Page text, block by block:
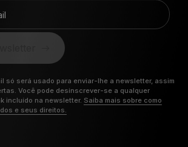
só será usado para enviar-lhe a newsletter, assim
Você pode desinscrever-se a qualquer
incluído na newsletter. Saiba mais sobre como
e seus direitos.